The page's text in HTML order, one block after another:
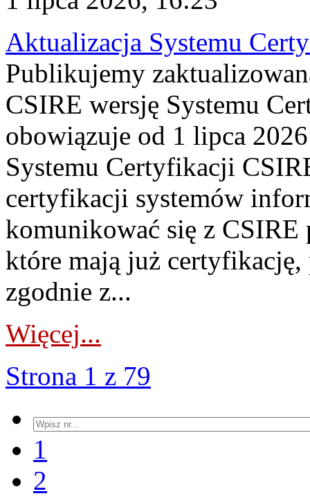
Aktualizacja Systemu
Publikujemy
CSIRE wersję Systemu
obowiązuje od 1 lipca
Systemu Certyfikacji
certyfikacji systemów
komunikować się z
które mają już
zgodnie z...
Więcej...
Strona 1 z 79
1
2